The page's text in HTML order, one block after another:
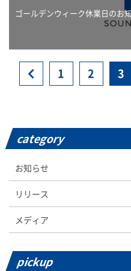
ゴールデンウィーク休業日のお
Previous
page
1 2 3
category
お知らせ
リリース
メディア
pickup